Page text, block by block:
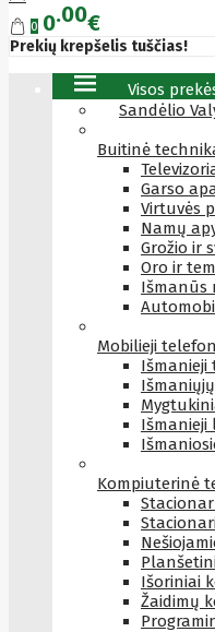
0 0 00€
Prekių krepšelis tuščias!
Visos
Sandėlio
Buitinė
Garso
Virtuvės
Namų
Grožio ir
Oro ir
Išmanūs
Mobilieji
Išmanieji
Išmanieji
Kompiuterinė
Išoriniai
Žaidimų